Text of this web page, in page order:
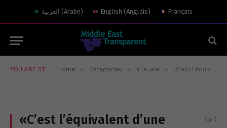
العربية (Arabe) English (Anglais) Français
YOU ARE AT: Home » Categories » à la une » «C’est l’équivalent d’une destruction» : en Turquie, l’église Saint-Sauveur-in-Chora reconvertie en mosquée
«C’est l’équivalent d’une
0